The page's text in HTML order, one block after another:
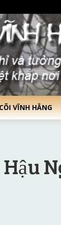
VĨNH HẰNG
Hậu